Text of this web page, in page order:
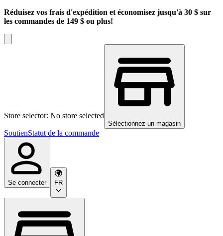
Réduisez vos frais d'expédition et économisez jusqu'à 30 $ sur
les commandes de 149 $ ou plus!
Store selector: No store selected
Sélectionnez un magasin
SoutienStatut de la commande
Se connecter FR